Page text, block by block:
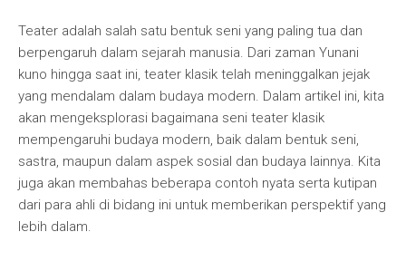
Teater adalah salah satu bentuk seni yang paling tua dan
berpengaruh dalam sejarah manusia. Dari zaman Yunani
kuno hingga saat ini, teater klasik telah meninggalkan jejak
yang mendalam dalam budaya modern. Dalam artikel ini, kita
akan mengeksplorasi bagaimana seni teater klasik
mempengaruhi budaya modern, baik dalam bentuk seni,
sastra, maupun dalam aspek sosial dan budaya lainnya. Kita
juga akan membahas beberapa contoh nyata serta kutipan
dari para ahli di bidang ini untuk memberikan perspektif yang
lebih dalam.